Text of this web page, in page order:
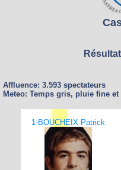
Affluence: 3.593 spectateurs
Meteo: Temps gris, pluie fine
1-BOUCHEIX Patrick